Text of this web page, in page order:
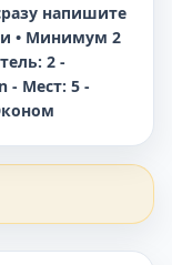
напишите
• Минимум 2
2 -
- Мест: 5 -